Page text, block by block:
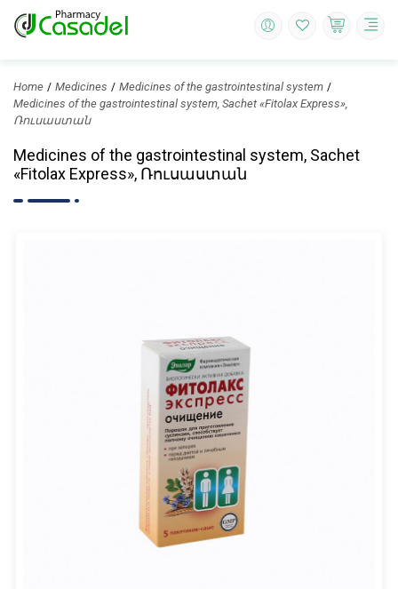
Home Medicines
Medicines of the gastrointestinal system
Medicines of the gastrointestinal system, Sachet «Fitolax Express»,
Ռուսաստան
Medicines of the gastrointestinal system, Sachet
«Fitolax Express», Ռուսաստան